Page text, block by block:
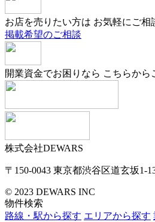
お店を売りたい方は お気軽にご相
掲載希望のご相談
開業資金でお困りなら こちらから
株式会社DEWARS
〒150-0043 東京都渋谷区道玄坂1-
© 2023 DEWARS INC
物件検索
路線・駅から探す エリアから探す